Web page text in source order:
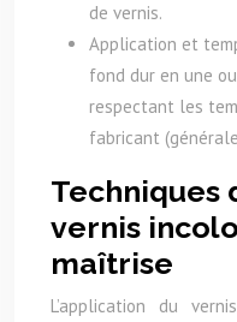
de vernis.
Application et
fond dur en une
respectant les
fabricant
Techniques
vernis
maîtrise
L’application du